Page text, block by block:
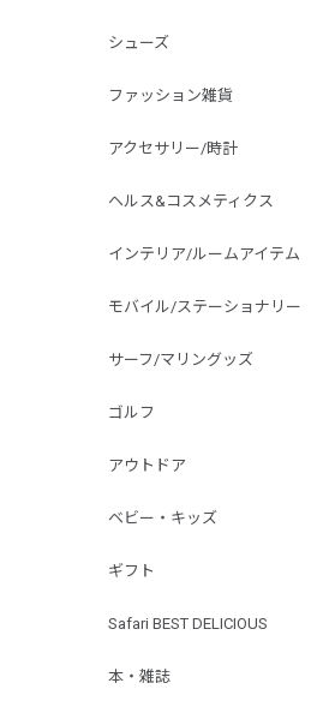
シューズ
ファッション雑貨
アクセサリー/時計
ヘルス&コスメティクス
インテリア/ルームアイテム
モバイル/ステーショナリー
サーフ/マリングッズ
ゴルフ
アウトドア
ベビー・キッズ
ギフト
Safari BEST DELICIOUS
本・雑誌